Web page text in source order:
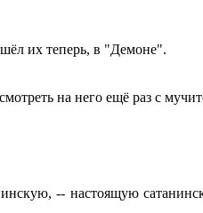
их теперь, в "Демоне".
на него ещё раз с
-- настоящую